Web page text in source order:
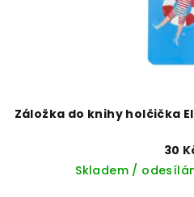
Záložka do knihy holčička
30
Skladem /